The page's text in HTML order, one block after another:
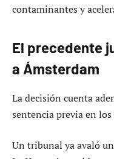
contaminantes y
El precedente
a Ámsterdam
La decisión cuenta
sentencia previa en los
Un tribunal ya avaló